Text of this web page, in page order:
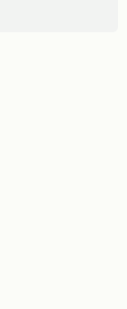
Cet
accueillir des
Voir ses
Château du
d’Ancenis,
en pierre de
d'inspiration